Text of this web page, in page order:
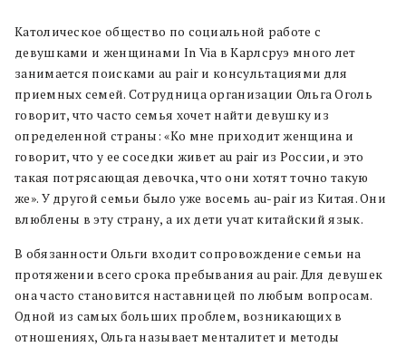
Католическое общество по социальной работе с
девушками и женщинами In Via в Карлсруэ много лет
занимается поисками au pair и консультациями для
приемных семей. Сотрудница организации Ольга Оголь
говорит, что часто семья хочет найти девушку из
определенной страны: «Ко мне приходит женщина и
говорит, что у ее соседки живет au pair из России, и это
такая потрясающая девочка, что они хотят точно такую
же». У другой семьи было уже восемь au-pair из Китая. Они
влюблены в эту страну, а их дети учат китайский язык.
В обязанности Ольги входит сопровождение семьи на
протяжении всего срока пребывания au pair. Для девушек
она часто становится наставницей по любым вопросам.
Одной из самых больших проблем, возникающих в
отношениях, Ольга называет менталитет и методы